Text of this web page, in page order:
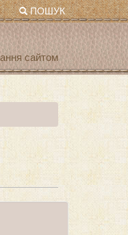
ПОШУК
сайтом